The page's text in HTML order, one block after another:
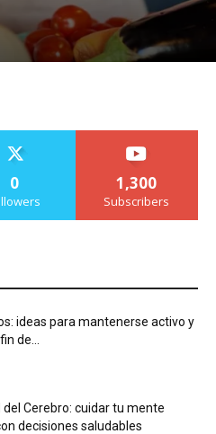
0 1,300
Subscribers
ideas para mantenerse activo y
de...
del Cerebro: cuidar tu mente
decisiones saludables